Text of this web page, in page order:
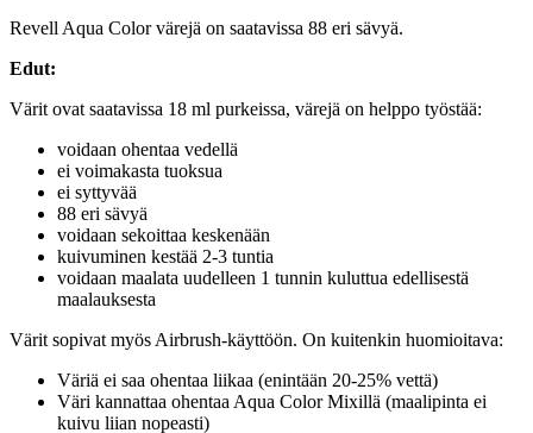
Revell Aqua Color värejä on saatavissa 88 eri sävyä.
Edut:
Värit ovat saatavissa 18 ml purkeissa, värejä on helppo työstää:
voidaan ohentaa vedellä
ei voimakasta tuoksua
ei syttyvää
88 eri sävyä
voidaan sekoittaa keskenään
kuivuminen kestää 2-3 tuntia
voidaan maalata uudelleen 1 tunnin kuluttua edellisestä
maalauksesta
Värit sopivat myös Airbrush-käyttöön. On kuitenkin huomioitava:
Väriä ei saa ohentaa liikaa (enintään 20-25% vettä)
Väri kannattaa ohentaa Aqua Color Mixillä (maalipinta ei
kuivu liian nopeasti)